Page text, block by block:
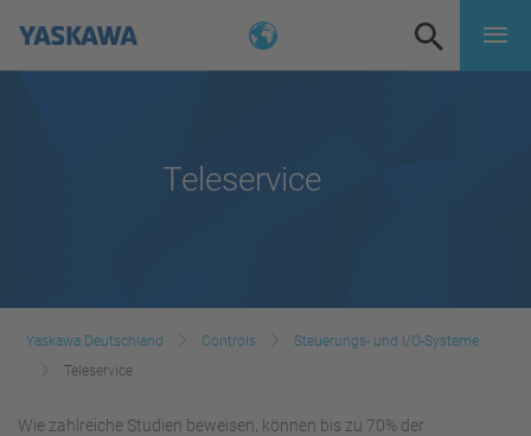
Teleservice
Yaskawa Deutschland Controls
Steuerungs- und I/O-Systeme
Teleservice
Wie zahlreiche Studien beweisen, können bis zu 70% der